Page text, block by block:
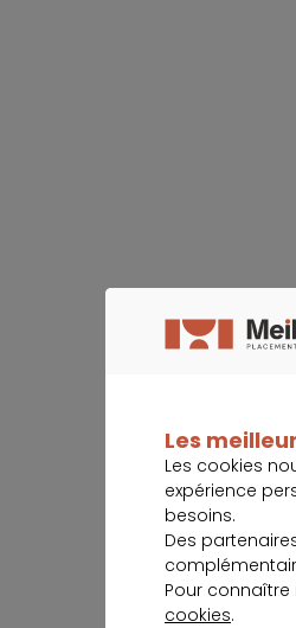
Les
Les cookies
expérience
besoins.
Des
Pour
cookies.